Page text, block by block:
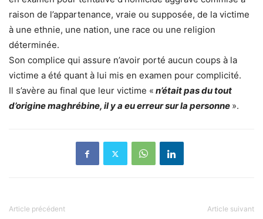
raison de l’appartenance, vraie ou supposée, de la victime
à une ethnie, une nation, une race ou une religion
déterminée.
Son complice qui assure n’avoir porté aucun coups à la
victime a été quant à lui mis en examen pour complicité.
Il s’avère au final que leur victime « n’était pas du tout
d’origine maghrébine, il y a eu erreur sur la personne ».
Article précédent Article suivant